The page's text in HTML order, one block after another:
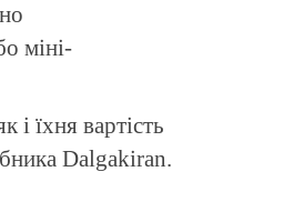
міні-
і їхня вартість
Dalgakiran.